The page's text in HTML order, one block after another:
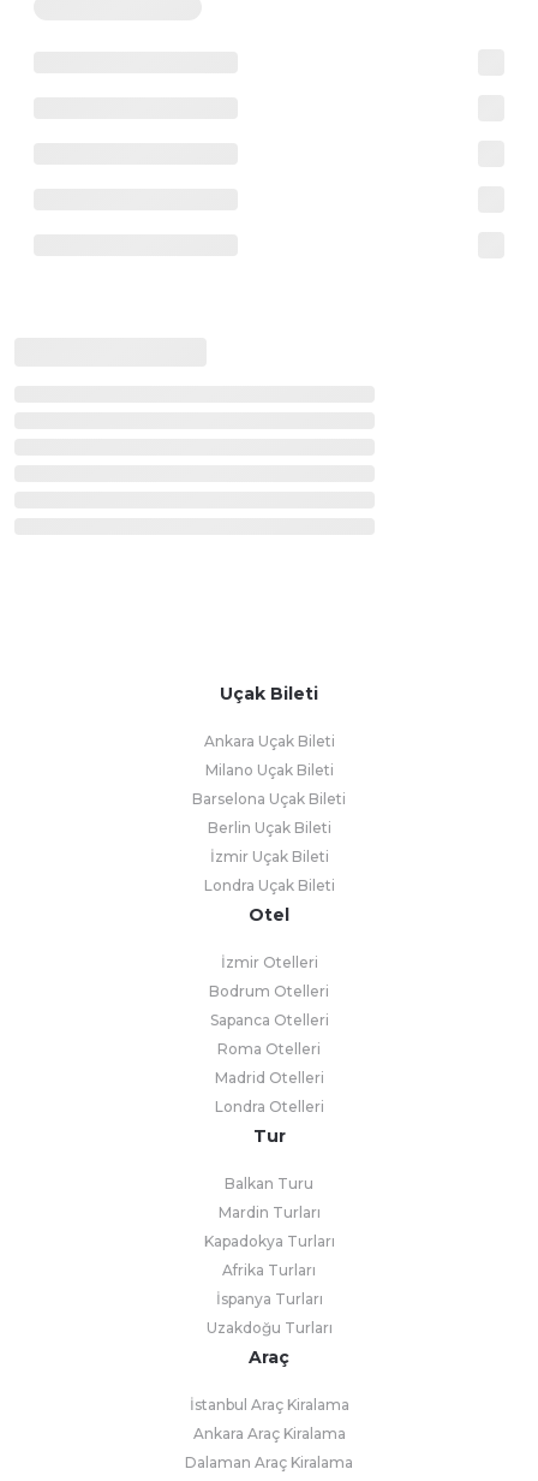
Uçak Bileti
Ankara Uçak Bileti
Milano Uçak Bileti
Barselona Uçak Bileti
Berlin Uçak Bileti
İzmir Uçak Bileti
Londra Uçak Bileti
Otel
İzmir Otelleri
Bodrum Otelleri
Sapanca Otelleri
Roma Otelleri
Madrid Otelleri
Londra Otelleri
Tur
Balkan Turu
Mardin Turları
Kapadokya Turları
Afrika Turları
İspanya Turları
Uzakdoğu Turları
Araç
İstanbul Araç Kiralama
Ankara Araç Kiralama
Dalaman Araç Kiralama